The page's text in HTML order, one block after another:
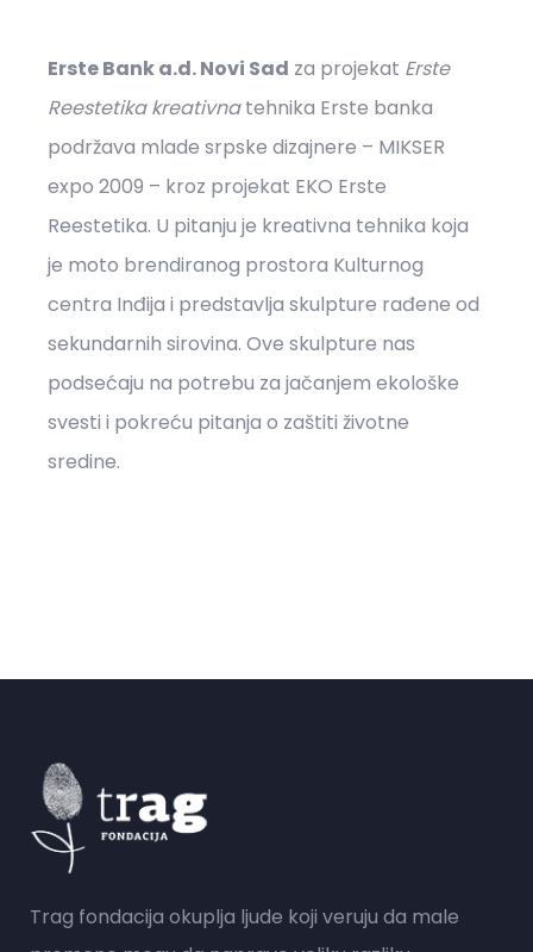
Erste Bank a.d. Novi Sad za projekat Erste
Reestetika kreativnatehnika Erste banka
podržava mlade srpske dizajnere – MIKSER
expo 2009 – kroz projekat EKO Erste
Reestetika. U pitanju je kreativna tehnika koja
je moto brendiranog prostora Kulturnog
centra Inđija i predstavlja skulpture rađene od
sekundarnih sirovina. Ove skulpture nas
podsećaju na potrebu za jačanjem ekološke
svesti i pokreću pitanja o zaštiti životne
sredine.
Trag fondacija okuplja ljude koji veruju da male